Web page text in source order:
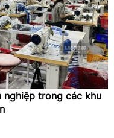
trong các khu